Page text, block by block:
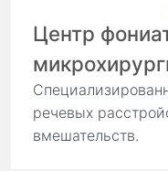
Центр
речевых
вмешательств.